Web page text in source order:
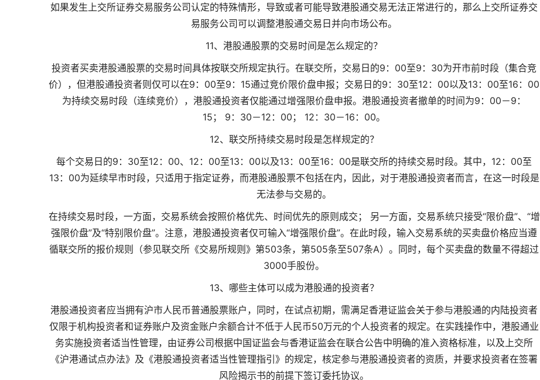
如果发生上交所证券交易服务公司认定的特殊情形，导致或者可能导致港股通交易无法正常进行的，那么上交所证券交
易服务公司可以调整港股通交易日并向市场公布。
11、港股通股票的交易时间是怎么规定的？
投资者买卖港股通股票的交易时间具体按联交所规定执行。在联交所，交易日的9：00至9：30为开市前时段（集合竞
价），但港股通投资者则仅可以在9：00至9：15通过竞价限价盘申报；交易日的9：30至12：00以及13：00至16：00
为持续交易时段（连续竞价），港股通投资者仅能通过增强限价盘申报。港股通投资者撤单的时间为9：00－9：
15； 9：30－12：00； 12：30－16：00。
12、联交所持续交易时段是怎样规定的？
每个交易日的9：30至12：00、12：00至13：00以及13：00至16：00是联交所的持续交易时段。其中，12：00至
13：00为延续早市时段，只适用于指定证券，而港股通股票不包括在内，因此，对于港股通投资者而言，在这一时段是
无法参与交易的。
在持续交易时段，一方面，交易系统会按照价格优先、时间优先的原则成交； 另一方面，交易系统只接受“限价盘”、“增
强限价盘”及“特别限价盘”。注意，港股通投资者仅可输入“增强限价盘”。在此时段，输入交易系统的买卖盘价格应当遵
循联交所的报价规则（参见联交所《交易所规则》第503条，第505条至507条A）。同时，每个买卖盘的数量不得超过
3000手股份。
13、哪些主体可以成为港股通的投资者？
港股通投资者应当拥有沪市人民币普通股票账户，同时，在试点初期，需满足香港证监会关于参与港股通的内陆投资者
仅限于机构投资者和证券账户及资金账户余额合计不低于人民币50万元的个人投资者的规定。在实践操作中，港股通业
务实施投资者适当性管理，由证券公司根据中国证监会与香港证监会在联合公告中明确的准入资格标准，以及上交所
《沪港通试点办法》及《港股通投资者适当性管理指引》的规定，核定参与港股通投资者的资质，并要求投资者在签署
风险揭示书的前提下签订委托协议。